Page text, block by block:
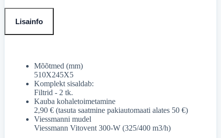
Lisainfo
Mõõtmed (mm)
510X245X5
Komplekt sisaldab:
Filtrid - 2 tk.
Kauba kohaletoimetamine
2,90 € (tasuta saatmine pakiautomaati alates 50 €)
Viessmanni mudel
Viessmann Vitovent 300-W (325/400 m3/h)